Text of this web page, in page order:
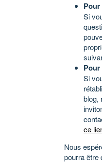
Si
Si
blog,
ce
Nous
pourra être